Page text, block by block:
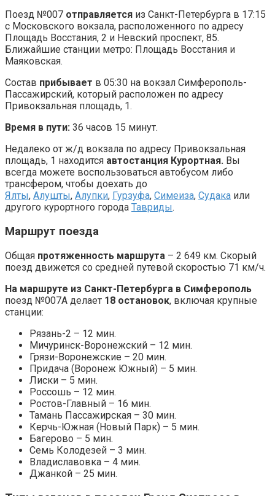
Поезд №007 отправляется из Санкт-Петербурга в 17:15
с Московского вокзала, расположенного по адресу
Площадь Восстания, 2 и Невский проспект, 85.
Ближайшие станции метро: Площадь Восстания и
Маяковская.
Состав прибывает в 05:30 на вокзал Симферополь-
Пассажирский, который расположен по адресу
Привокзальная площадь, 1.
Время в пути: 36 часов 15 минут.
Недалеко от ж/д вокзала по адресу Привокзальная
площадь, 1 находится автостанция Курортная. Вы
всегда можете воспользоваться автобусом либо
трансфером, чтобы доехать до
Ялты, Алушты, Алупки, Гурзуфа, Симеиза, Судака или
другого курортного города Тавриды.
Маршрут поезда
Общая протяженность маршрута – 2 649 км. Скорый
поезд движется со средней путевой скоростью 71 км/ч.
На маршруте из Санкт-Петербурга в Симферополь
поезд №007А делает 18 остановок, включая крупные
станции:
Рязань-2 – 12 мин.
Мичуринск-Воронежский – 12 мин.
Грязи-Воронежские – 20 мин.
Придача (Воронеж Южный) – 5 мин.
Лиски – 5 мин.
Россошь – 12 мин.
Ростов-Главный – 16 мин.
Тамань Пассажирская – 30 мин.
Керчь-Южная (Новый Парк) – 5 мин.
Багерово – 5 мин.
Семь Колодезей – 3 мин.
Владиславовка – 4 мин.
Джанкой – 25 мин.